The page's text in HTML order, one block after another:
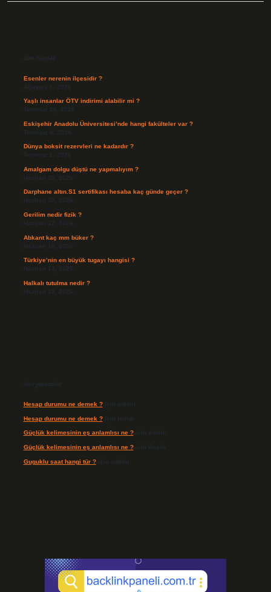
Son Yazılar
Esenler nerenin ilçesidir ?
Ağustos 6, 2026
Yaşlı insanlar ÖTV indirimi alabilir mi ?
Temmuz 26, 2026
Eskişehir Anadolu Üniversitesi’nde hangi fakülteler var ?
Temmuz 4, 2026
Dünya boksit rezervleri ne kadardır ?
Temmuz 1, 2026
Amalgam dolgu düştü ne yapmalıyım ?
Haziran 30, 2026
Darphane altın.S1 sertifikası hesaba kaç günde geçer ?
Haziran 20, 2026
Gerilim nedir fizik ?
Haziran 17, 2026
Abkant kaç mm büker ?
Haziran 16, 2026
Türkiye’nin en büyük tugayı hangisi ?
Haziran 13, 2026
Halkalı tutulma nedir ?
Haziran 12, 2026
Son yorumlar
Hesap durumu ne demek ?için admin
Hesap durumu ne demek ?için Haluk
Güçlük kelimesinin eş anlamlısı ne ?için admin
Güçlük kelimesinin eş anlamlısı ne ?için Bozok
Guguklu saat hangi tür ?için admin